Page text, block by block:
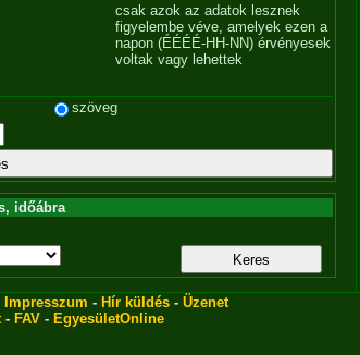
csak azok az adatok lesznek
figyelembe véve, amelyek ezen a
napon (ÉÉÉÉ-HH-NN) érvényesek
voltak vagy lehettek
szöveg
időábra
Impresszum - Hír küldés - Üzenet
- FAV - EgyesületOnline